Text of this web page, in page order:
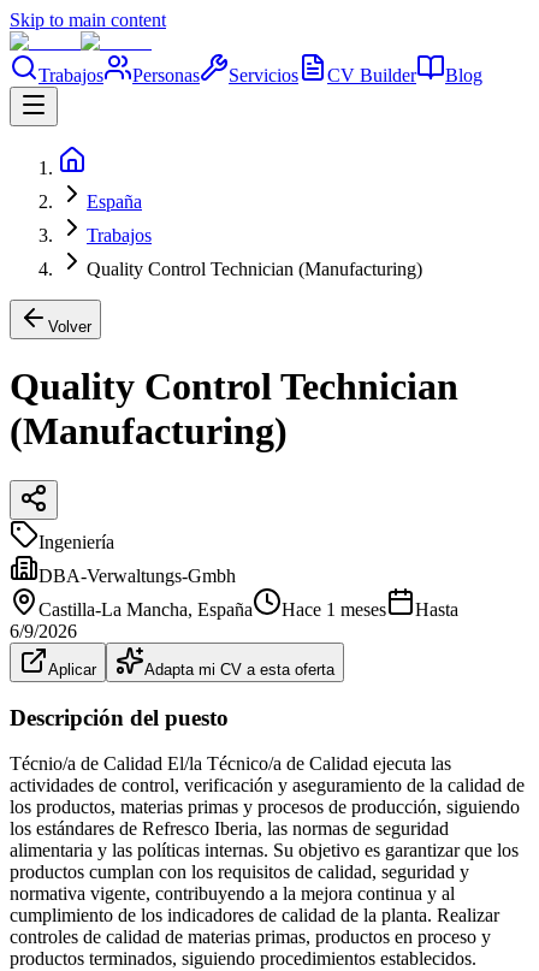
Skip to main content
Trabajos Personas Servicios CV Builder Blog
España
Trabajos
Quality Control Technician (Manufacturing)
Volver
Quality Control Technician
(Manufacturing)
Ingeniería
DBA-Verwaltungs-Gmbh
Castilla-La Mancha, España Hace 1 meses
Hasta
6/9/2026
Aplicar Adapta mi CV a esta oferta
Descripción del puesto
Técnio/a de Calidad El/la Técnico/a de Calidad ejecuta las
actividades de control, verificación y aseguramiento de la calidad de
los productos, materias primas y procesos de producción, siguiendo
los estándares de Refresco Iberia, las normas de seguridad
alimentaria y las políticas internas. Su objetivo es garantizar que los
productos cumplan con los requisitos de calidad, seguridad y
normativa vigente, contribuyendo a la mejora continua y al
cumplimiento de los indicadores de calidad de la planta. Realizar
controles de calidad de materias primas, productos en proceso y
productos terminados, siguiendo procedimientos establecidos.